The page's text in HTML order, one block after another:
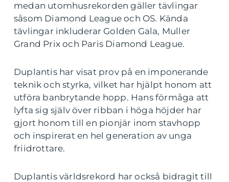
medan utomhusrekorden gäller tävlingar
såsom Diamond League och OS. Kända
tävlingar inkluderar Golden Gala, Muller
Grand Prix och Paris Diamond League.
Duplantis har visat prov på en imponerande
teknik och styrka, vilket har hjälpt honom att
utföra banbrytande hopp. Hans förmåga att
lyfta sig själv över ribban i höga höjder har
gjort honom till en pionjär inom stavhopp
och inspirerat en hel generation av unga
friidrottare.
Duplantis världsrekord har också bidragit till